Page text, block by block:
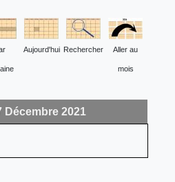
Aujourd'hui Rechercher Aller au
mois
Décembre 2021